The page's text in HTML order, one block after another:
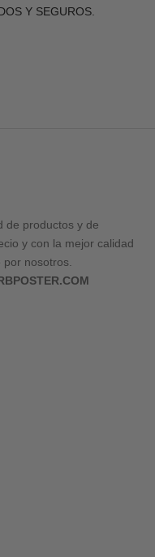
Y SEGUROS.
de productos y de
y con la mejor calidad
nosotros.